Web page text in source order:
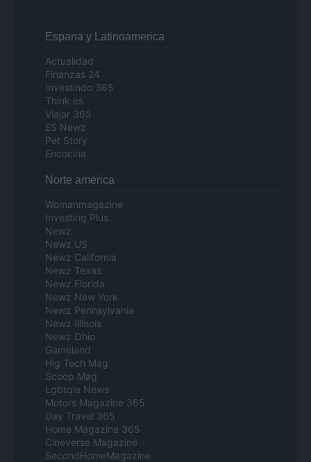
Espana y Latinoamerica
Actualidad
Finanzas 24
Investindo 365
Think.es
Viajar 365
ES Newz
Pet Story
Encocina
Norte america
Womanmagazine
Investing Plus
Newz
Newz US
Newz California
Newz Texas
Newz Florida
Newz New York
Newz Pennsylvania
Newz Illinois
Newz Ohio
Gameland
Hig Tech Mag
Scoop Mag
Lgbtqia News
Motors Magazine 365
Day Travel 365
Home Magazine 365
Cineverse Magazine
SecondHomeMagazine